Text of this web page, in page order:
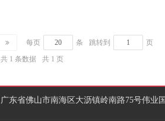
每页 条 跳转到
页
共 1 条数据
共 1 页
广东省佛山市南海区大沥镇岭南路75号伟业